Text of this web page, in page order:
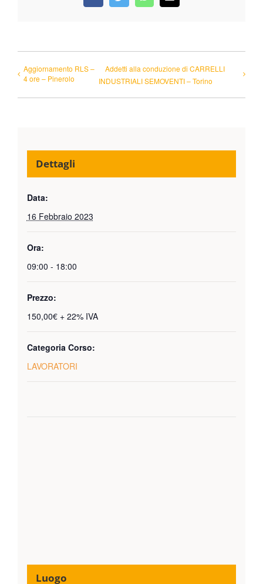
Aggiornamento RLS –
4 ore – Pinerolo
Addetti alla conduzione di CARRELLI
INDUSTRIALI SEMOVENTI – Torino
Dettagli
Data:
16 Febbraio 2023
Ora:
09:00 - 18:00
Prezzo:
150,00€ + 22% IVA
Categoria Corso:
LAVORATORI
Luogo